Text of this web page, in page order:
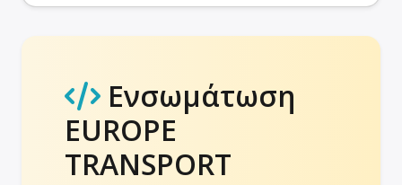
Ενσωμάτωση
EUROPE
TRANSPORT